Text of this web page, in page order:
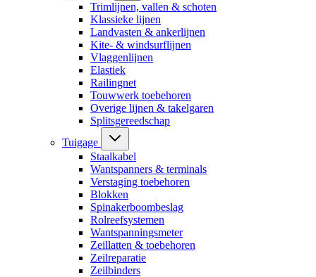
Trimlijnen, vallen & schoten
Klassieke lijnen
Landvasten & ankerlijnen
Kite- & windsurflijnen
Vlaggenlijnen
Elastiek
Railingnet
Touwwerk toebehoren
Overige lijnen & takelgaren
Splitsgereedschap
Tuigage
Staalkabel
Wantspanners & terminals
Verstaging toebehoren
Blokken
Spinakerboombeslag
Rolreefsystemen
Wantspanningsmeter
Zeillatten & toebehoren
Zeilreparatie
Zeilbinders